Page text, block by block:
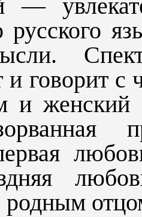
—
русского
говорит с
и женский
родным